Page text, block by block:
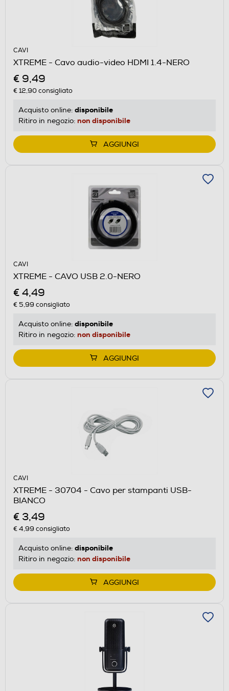
CAVI
XTREME - Cavo audio-video HDMI 1.4-NERO
€ 9,49
€ 12,90consigliato
Acquisto online: disponibile
Ritiro in negozio: non disponibile
AGGIUNGI
CAVI
XTREME - CAVO USB 2.0-NERO
€ 4,49
€ 5,99 consigliato
Acquisto online: disponibile
Ritiro in negozio: non disponibile
AGGIUNGI
CAVI
XTREME - 30704 - Cavo per stampanti USB-
BIANCO
€ 3,49
€ 4,99 consigliato
Acquisto online: disponibile
Ritiro in negozio: non disponibile
AGGIUNGI